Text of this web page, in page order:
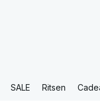
SALE Ritsen